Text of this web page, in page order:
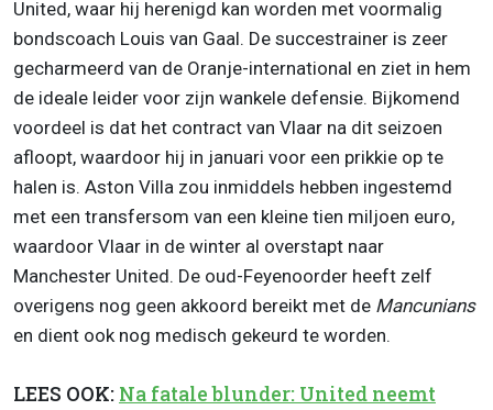
United, waar hij herenigd kan worden met voormalig
bondscoach Louis van Gaal. De succestrainer is zeer
gecharmeerd van de Oranje-international en ziet in hem
de ideale leider voor zijn wankele defensie. Bijkomend
voordeel is dat het contract van Vlaar na dit seizoen
afloopt, waardoor hij in januari voor een prikkie op te
halen is. Aston Villa zou inmiddels hebben ingestemd
met een transfersom van een kleine tien miljoen euro,
waardoor Vlaar in de winter al overstapt naar
Manchester United. De oud-Feyenoorder heeft zelf
overigens nog geen akkoord bereikt met de Mancunians
en dient ook nog medisch gekeurd te worden.
LEES OOK: Na fatale blunder: United neemt